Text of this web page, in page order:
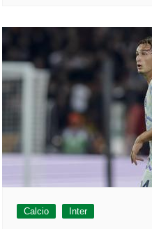
Calcio Inter